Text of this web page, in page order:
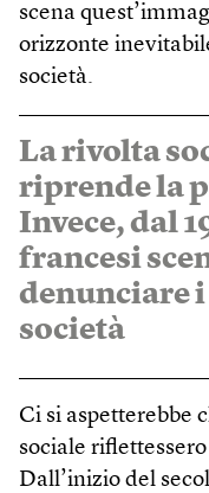
scena
orizzonte
società.
La rivolta
riprende la
Invece, dal
francesi
denunciare
società
Ci si aspetterebbe
sociale
Dall’inizio del